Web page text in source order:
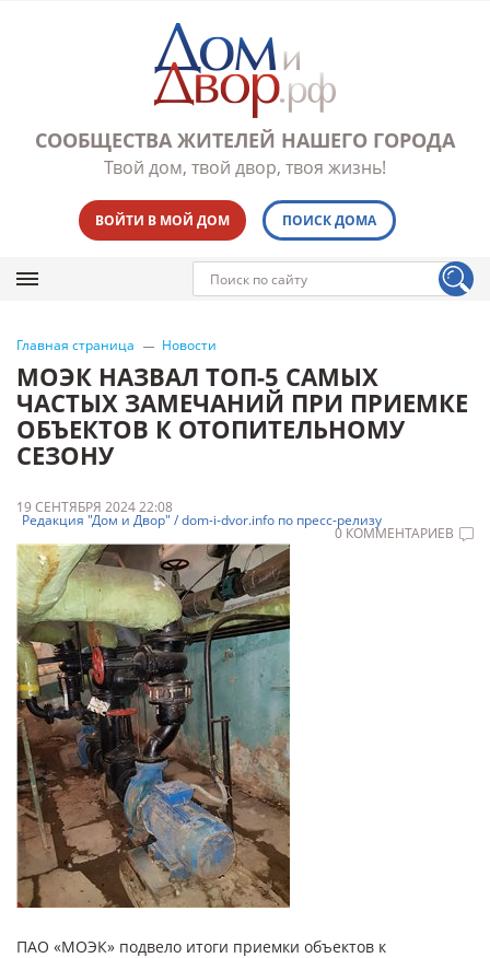
СООБЩЕСТВА ЖИТЕЛЕЙ НАШЕГО ГОРОДА
Твой дом, твой двор, твоя жизнь!
ВОЙТИ В МОЙ ДОМ ПОИСК ДОМА
Главная страница Новости
МОЭК НАЗВАЛ ТОП-5 САМЫХ
ЧАСТЫХ ЗАМЕЧАНИЙ ПРИ ПРИЕМКЕ
ОБЪЕКТОВ К ОТОПИТЕЛЬНОМУ
СЕЗОНУ
19 СЕНТЯБРЯ 2024 22:08
Редакция "Дом и Двор" / dom-i-dvor.info по пресс-релизу
0 КОММЕНТАРИЕВ
ПАО «МОЭК» подвело итоги приемки объектов к